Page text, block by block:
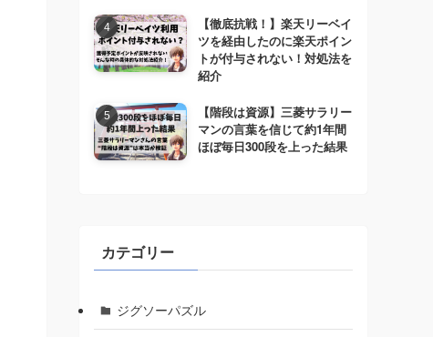
【徹底抗戦！】楽天リーベイ
ツを経由したのに楽天ポイン
トが付与されない！対処法を
紹介
【階段は資源】三菱サラリー
マンの言葉を信じて約1年間
ほぼ毎日300段を上った結果
カテゴリー
ジグソーパズル